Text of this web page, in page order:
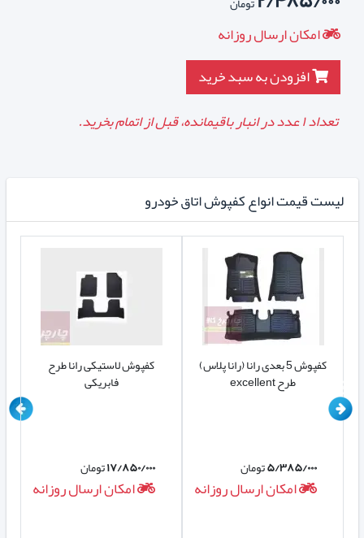
امکان ارسال روزانه
افزودن به سبد خرید
تعداد۱عدد در انبار باقیمانده، قبل از اتمام بخرید.
لیست قیمت انواع کفپوش اتاق خودرو
کفپوش لاستیکی رانا طرح
فابریکی
۱۷/۸۵۰/۰۰۰تومان
امکان ارسال روزانه
کفپوش 5 بعدی رانا (رانا پلاس)
طرح excellent
۵/۳۸۵/۰۰۰تومان
امکان ارسال روزانه